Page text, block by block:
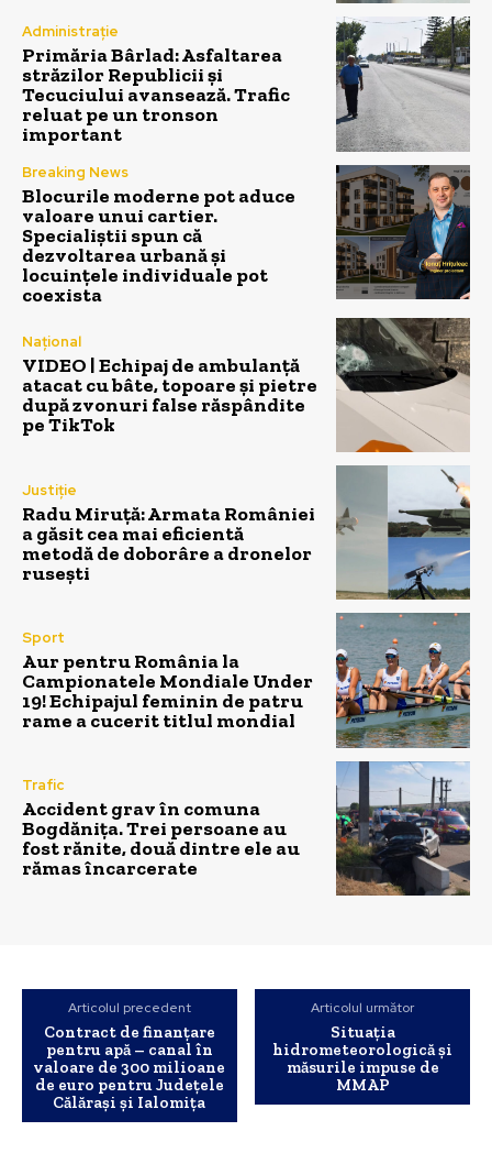
Administrație
Primăria Bârlad: Asfaltarea
străzilor Republicii și
Tecuciului avansează. Trafic
reluat pe un tronson
important
Breaking News
Blocurile moderne pot aduce
valoare unui cartier.
Specialiștii spun că
dezvoltarea urbană și
locuințele individuale pot
coexista
Național
VIDEO | Echipaj de ambulanță
atacat cu bâte, topoare și pietre
după zvonuri false răspândite
pe TikTok
Justiție
Radu Miruță: Armata României
a găsit cea mai eficientă
metodă de doborâre a dronelor
rusești
Sport
Aur pentru România la
Campionatele Mondiale Under
19! Echipajul feminin de patru
rame a cucerit titlul mondial
Trafic
Accident grav în comuna
Bogdănița. Trei persoane au
fost rănite, două dintre ele au
rămas încarcerate
Articolul precedent
Contract de finanțare
pentru apă – canal în
valoare de 300 milioane
de euro pentru Județele
Călărași și Ialomița
Articolul următor
Situația
hidrometeorologică și
măsurile impuse de
MMAP